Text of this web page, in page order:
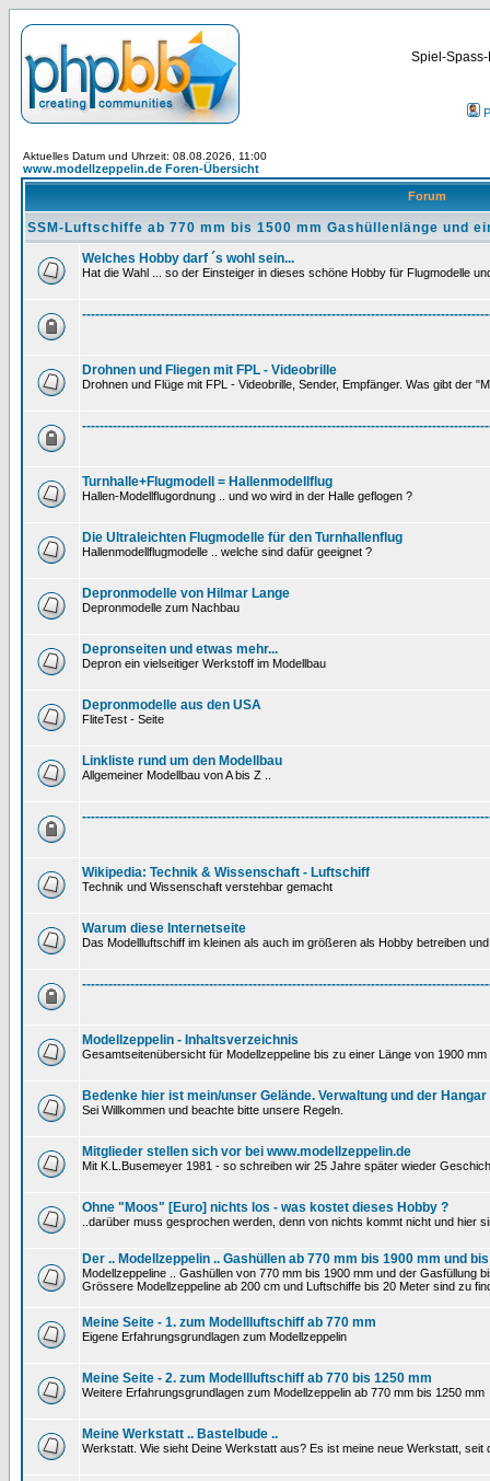
Spiel-
Aktuelles Datum und Uhrzeit: 08.08.2026, 11:00
www.modellzeppelin.de Foren-Übersicht
Forum
SSM-Luftschiffe ab 770 mm bis 1500 mm Gashüllenlänge und
Welches Hobby darf ´s wohl sein...
Hat die Wahl ... so der Einsteiger in dieses schöne Hobby für Flugmodelle
Drohnen und Fliegen mit FPL - Videobrille
Drohnen und Flüge mit FPL - Videobrille, Sender, Empfänger. Was gibt der
Turnhalle+Flugmodell = Hallenmodellflug
Hallen-Modellflugordnung .. und wo wird in der Halle geflogen ?
Die Ultraleichten Flugmodelle für den Turnhallenflug
Hallenmodellflugmodelle .. welche sind dafür geeignet ?
Depronmodelle von Hilmar Lange
Depronmodelle zum Nachbau
Depronseiten und etwas mehr...
Depron ein vielseitiger Werkstoff im Modellbau
Depronmodelle aus den USA
FliteTest - Seite
Linkliste rund um den Modellbau
Allgemeiner Modellbau von A bis Z ..
Wikipedia: Technik & Wissenschaft - Luftschiff
Technik und Wissenschaft verstehbar gemacht
Warum diese Internetseite
Das Modellluftschiff im kleinen als auch im größeren als Hobby betreiben
Modellzeppelin - Inhaltsverzeichnis
Gesamtseitenübersicht für Modellzeppeline bis zu einer Länge von 1900 mm
Bedenke hier ist mein/unser Gelände. Verwaltung und der Hangar
Sei Willkommen und beachte bitte unsere Regeln.
Mitglieder stellen sich vor bei www.modellzeppelin.de
Mit K.L.Busemeyer 1981 - so schreiben wir 25 Jahre später wieder
Ohne "Moos" [Euro] nichts los - was kostet dieses Hobby ?
..darüber muss gesprochen werden, denn von nichts kommt nicht und hier
Der .. Modellzeppelin .. Gashüllen ab 770 mm bis 1900 mm und
Modellzeppeline .. Gashüllen von 770 mm bis 1900 mm und der
Grössere Modellzeppeline ab 200 cm und Luftschiffe bis 20 Meter sind zu
Meine Seite - 1. zum Modellluftschiff ab 770 mm
Eigene Erfahrungsgrundlagen zum Modellzeppelin
Meine Seite - 2. zum Modellluftschiff ab 770 bis 1250 mm
Weitere Erfahrungsgrundlagen zum Modellzeppelin ab 770 mm bis 1250 mm
Meine Werkstatt .. Bastelbude ..
Werkstatt. Wie sieht Deine Werkstatt aus? Es ist meine neue Werkstatt, seit